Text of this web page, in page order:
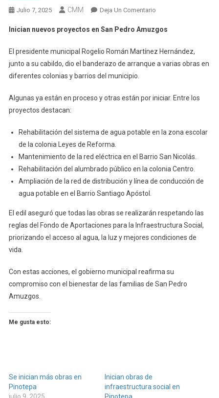
Julio 7, 2025 CMM Deja Un ComentarioEn
Nuevos
En
San
Inician nuevos proyectos en San Pedro Amuzgos
El presidente municipal Rogelio Román Martínez Hernández,
junto a su cabildo, dio el banderazo de arranque a varias obras en
diferentes colonias y barrios del municipio.
Algunas ya están en proceso y otras están por iniciar. Entre los
proyectos destacan:
Rehabilitación del sistema de agua potable en la zona escolar
de la colonia Leyes de Reforma.
Mantenimiento de la red eléctrica en el Barrio San Nicolás.
Rehabilitación del alumbrado público en la colonia Centro.
Ampliación de la red de distribución y línea de conducción de
agua potable en el Barrio Santiago Apóstol.
El edil aseguró que todas las obras se realizarán respetando las
reglas del Fondo de Aportaciones para la Infraestructura Social,
priorizando el acceso al agua, la luz y mejores condiciones de
vida.
Con estas acciones, el gobierno municipal reafirma su
compromiso con el bienestar de las familias de San Pedro
Amuzgos.
Me gusta esto:
Se inician más obras en
Pinotepa
Inician obras de
infraestructura social en